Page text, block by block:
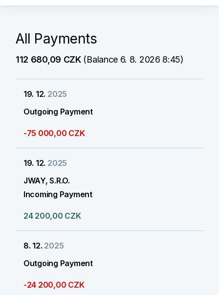
All Payments
112 680,09 CZK(Balance 6. 8. 2026 8:45)
19. 12. 2025
Outgoing Payment
-75 000,00 CZK
19. 12. 2025
JWAY, S.R.O.
Incoming Payment
24 200,00 CZK
8. 12. 2025
Outgoing Payment
-24 200,00 CZK